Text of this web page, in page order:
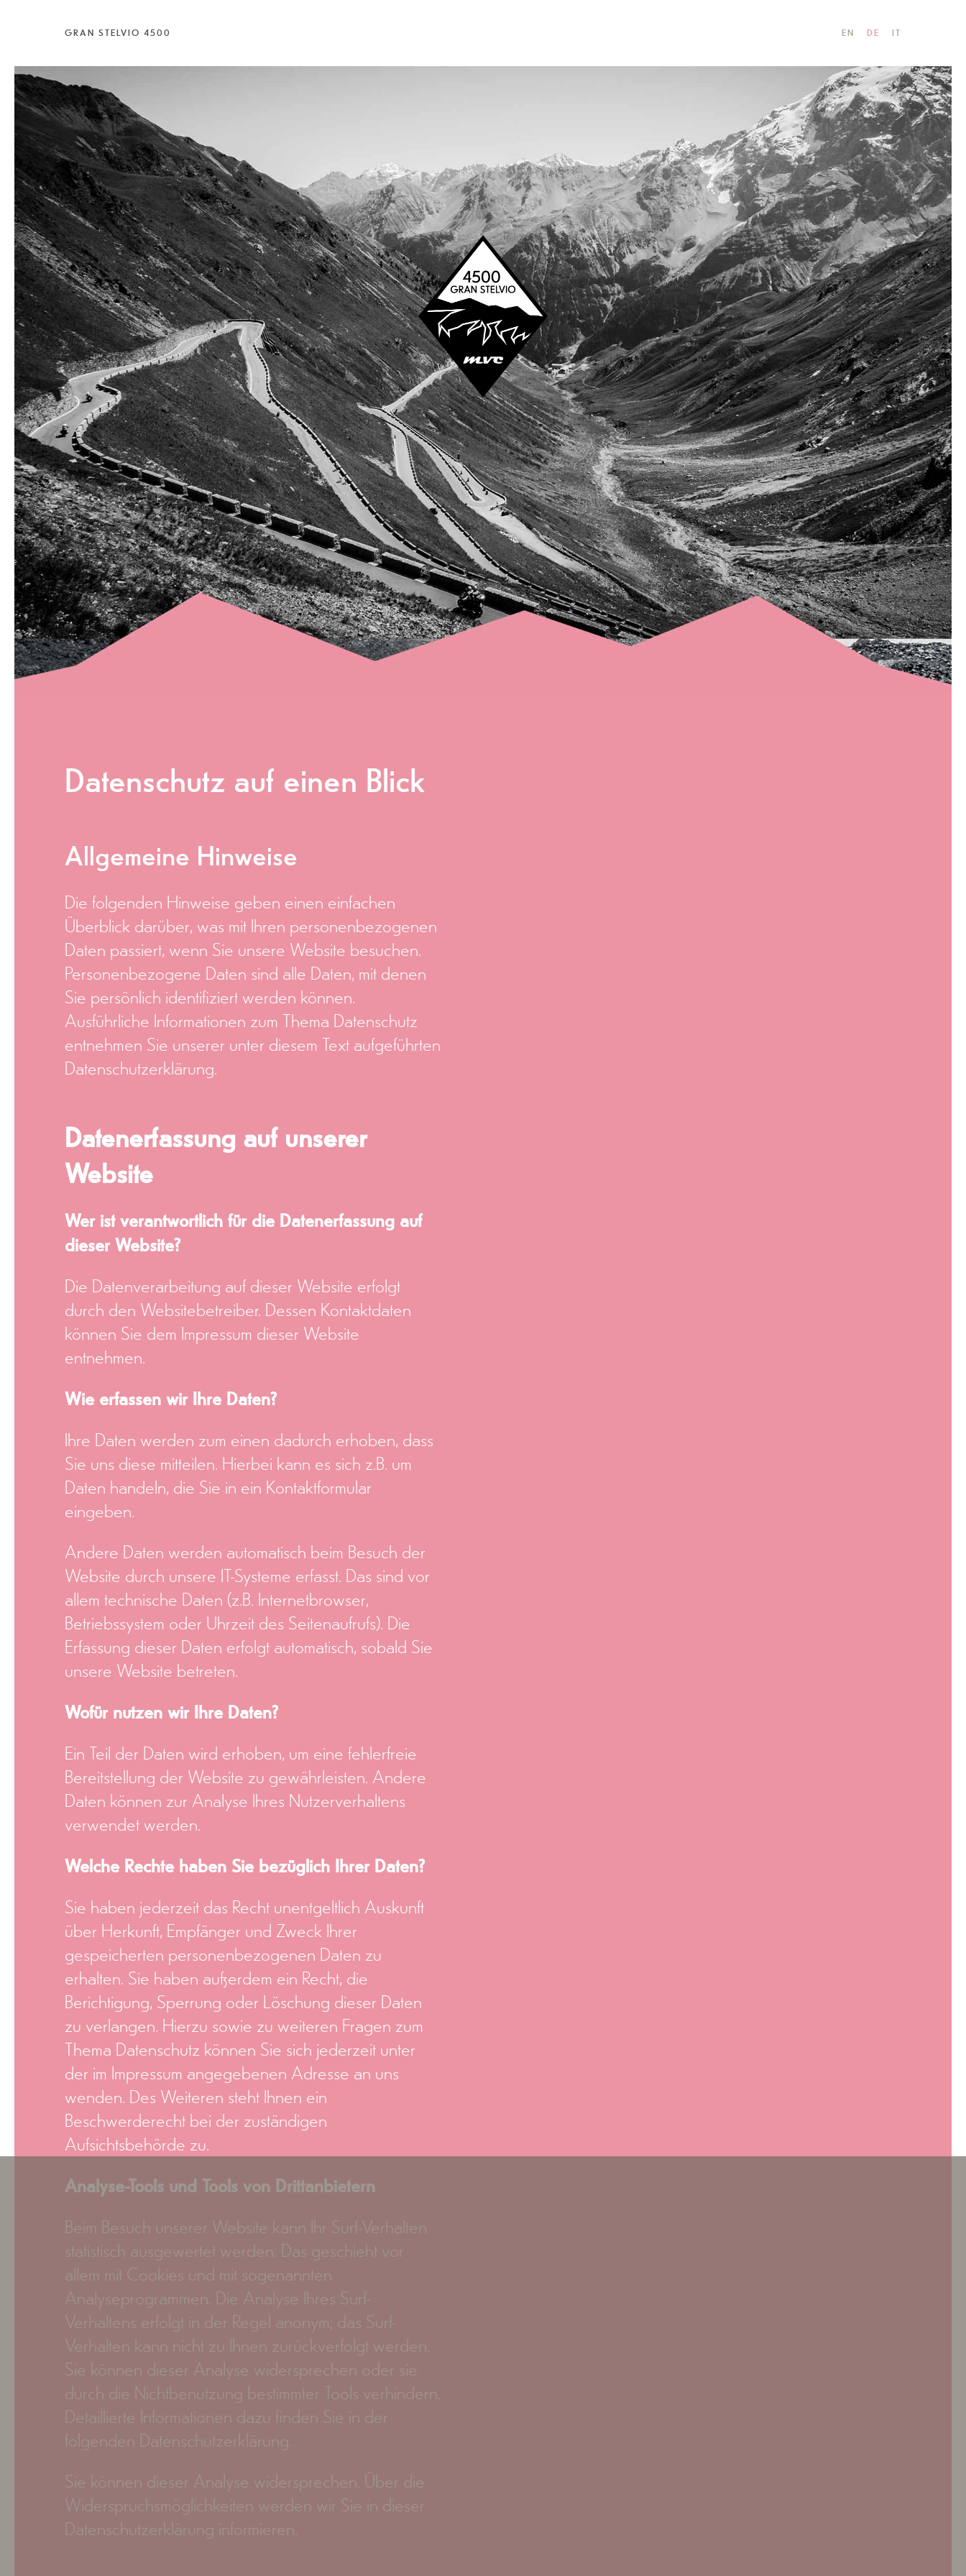
GRAN STELVIO 4500 EN DE IT
Datenschutz auf einen Blick
Allgemeine Hinweise
Die folgenden Hinweise geben einen einfachen
Überblick darüber, was mit Ihren personenbezogenen
Daten passiert, wenn Sie unsere Website besuchen.
Personenbezogene Daten sind alle Daten, mit denen
Sie persönlich identifiziert werden können.
Ausführliche Informationen zum Thema Datenschutz
entnehmen Sie unserer unter diesem Text aufgeführten
Datenschutzerklärung.
Datenerfassung auf unserer
Website
Wer ist verantwortlich für die Datenerfassung auf
dieser Website?
Die Datenverarbeitung auf dieser Website erfolgt
durch den Websitebetreiber. Dessen Kontaktdaten
können Sie dem Impressum dieser Website
entnehmen.
Wie erfassen wir Ihre Daten?
Ihre Daten werden zum einen dadurch erhoben, dass
Sie uns diese mitteilen. Hierbei kann es sich z.B. um
Daten handeln, die Sie in ein Kontaktformular
eingeben.
Andere Daten werden automatisch beim Besuch der
Website durch unsere IT-Systeme erfasst. Das sind vor
allem technische Daten (z.B. Internetbrowser,
Betriebssystem oder Uhrzeit des Seitenaufrufs). Die
Erfassung dieser Daten erfolgt automatisch, sobald Sie
unsere Website betreten.
Wofür nutzen wir Ihre Daten?
Ein Teil der Daten wird erhoben, um eine fehlerfreie
Bereitstellung der Website zu gewährleisten. Andere
Daten können zur Analyse Ihres Nutzerverhaltens
verwendet werden.
Welche Rechte haben Sie bezüglich Ihrer Daten?
Sie haben jederzeit das Recht unentgeltlich Auskunft
über Herkunft, Empfänger und Zweck Ihrer
gespeicherten personenbezogenen Daten zu
erhalten. Sie haben außerdem ein Recht, die
Berichtigung, Sperrung oder Löschung dieser Daten
zu verlangen. Hierzu sowie zu weiteren Fragen zum
Thema Datenschutz können Sie sich jederzeit unter
der im Impressum angegebenen Adresse an uns
wenden. Des Weiteren steht Ihnen ein
Beschwerderecht bei der zuständigen
Aufsichtsbehörde zu.
Analyse-Tools und Tools von Drittanbietern
Beim Besuch unserer Website kann Ihr Surf-Verhalten
statistisch ausgewertet werden. Das geschieht vor
allem mit Cookies und mit sogenannten
Analyseprogrammen. Die Analyse Ihres Surf-
Verhaltens erfolgt in der Regel anonym; das Surf-
Verhalten kann nicht zu Ihnen zurückverfolgt werden.
Sie können dieser Analyse widersprechen oder sie
durch die Nichtbenutzung bestimmter Tools verhindern.
Detaillierte Informationen dazu finden Sie in der
folgenden Datenschutzerklärung.
Sie können dieser Analyse widersprechen. Über die
Widerspruchsmöglichkeiten werden wir Sie in dieser
Datenschutzerklärung informieren.